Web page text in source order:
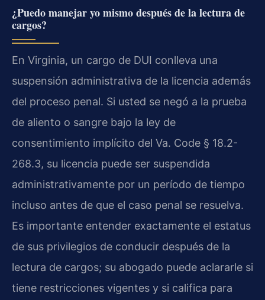
¿Puedo manejar yo mismo después de la lectura de
cargos?
En Virginia, un cargo de DUI conlleva una
suspensión administrativa de la licencia además
del proceso penal. Si usted se negó a la prueba
de aliento o sangre bajo la ley de
consentimiento implícito del Va. Code § 18.2-
268.3, su licencia puede ser suspendida
administrativamente por un período de tiempo
incluso antes de que el caso penal se resuelva.
Es importante entender exactamente el estatus
de sus privilegios de conducir después de la
lectura de cargos; su abogado puede aclararle si
tiene restricciones vigentes y si califica para